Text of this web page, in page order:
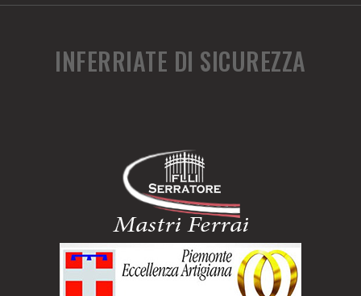
INFERRIATE DI SICUREZZA